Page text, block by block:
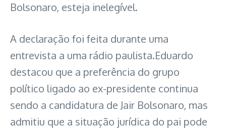
Bolsonaro, esteja inelegível.
A declaração foi feita durante uma
entrevista a uma rádio paulista.Eduardo
destacou que a preferência do grupo
político ligado ao ex-presidente continua
sendo a candidatura de Jair Bolsonaro, mas
admitiu que a situação jurídica do pai pode